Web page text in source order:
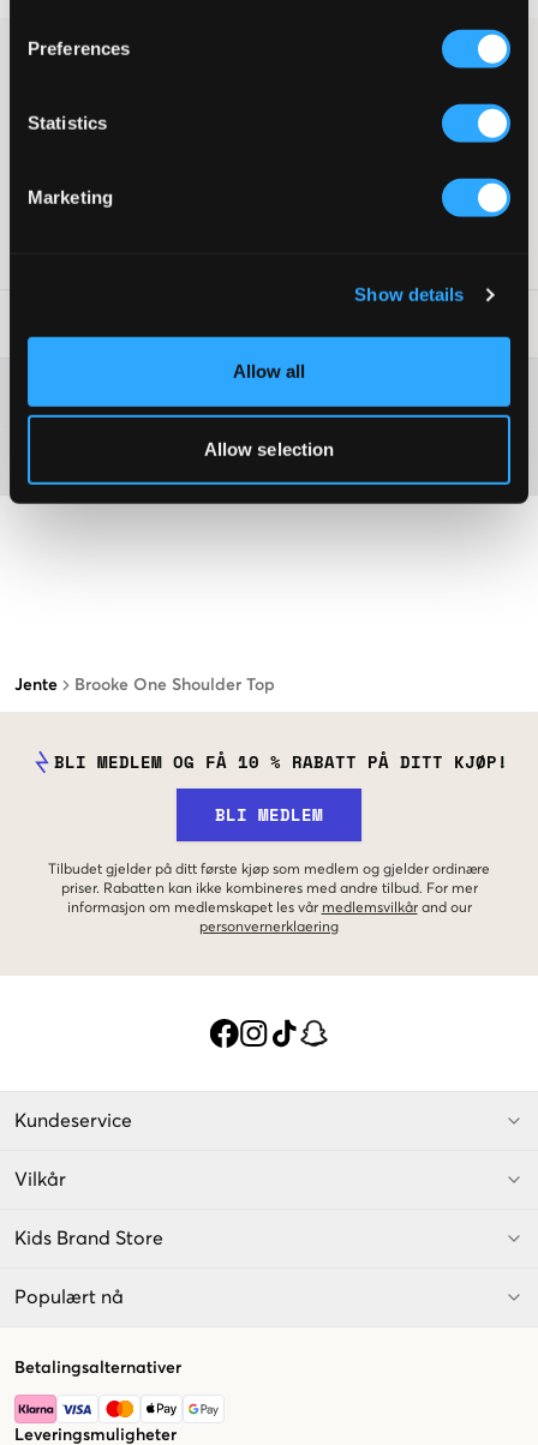
Preferences
Statistics
Marketing
Show details
Allow all
Allow selection
Jente Brooke One Shoulder Top
Topp med én skulder fra RYVLS i en lys oransje fargetone.
One shoulder
Farge: Peach
BLI MEDLEM OG FÅ 10 % RABATT PÅ DITT KJØP!
BLI MEDLEM
Tilbudet gjelder på ditt første kjøp som medlem og gjelder ordinære
priser. Rabatten kan ikke kombineres med andre tilbud. For mer
informasjon om medlemskapet les vår medlemsvilkår and our
personvernerklaering
Kundeservice
Vilkår
Kids Brand Store
Populært nå
Betalingsalternativer
Leveringsmuligheter